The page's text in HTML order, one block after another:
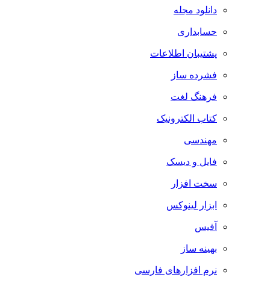
دانلود مجله
حسابداری
پشتیبان اطلاعات
فشرده ساز
فرهنگ لغت
کتاب الکترونیک
مهندسی
فایل و دیسک
سخت افزار
ابزار لینوکس
آفیس
بهینه ساز
نرم افزارهای فارسی